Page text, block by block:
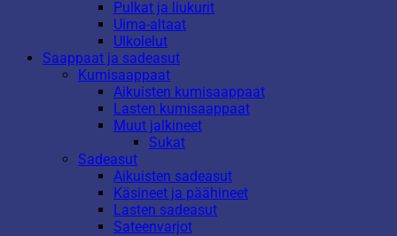
Pulkat ja liukurit
Uima-altaat
Ulkolelut
Saappaat ja sadeasut
Kumisaappaat
Aikuisten kumisaappaat
Lasten kumisaappaat
Muut jalkineet
Sukat
Sadeasut
Aikuisten sadeasut
Käsineet ja päähineet
Lasten sadeasut
Sateenvarjot